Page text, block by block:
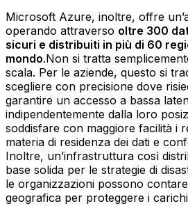
Microsoft Azure, inoltre, offre
operando attraverso oltre 300
sicuri e distribuiti in più di 60
mondo.Non si tratta
scala. Per le aziende, questo si
scegliere con precisione dove
garantire un accesso a bassa
indipendentemente dalla loro
soddisfare con maggiore facilità i
materia di residenza dei dati e
Inoltre, un’infrastruttura così
base solida per le strategie di
le organizzazioni possono
geografica per proteggere i